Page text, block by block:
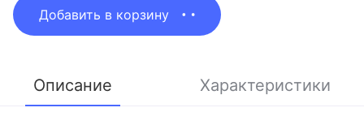
Iluma
i
Red
Добавить в корзину
Описание Характеристики